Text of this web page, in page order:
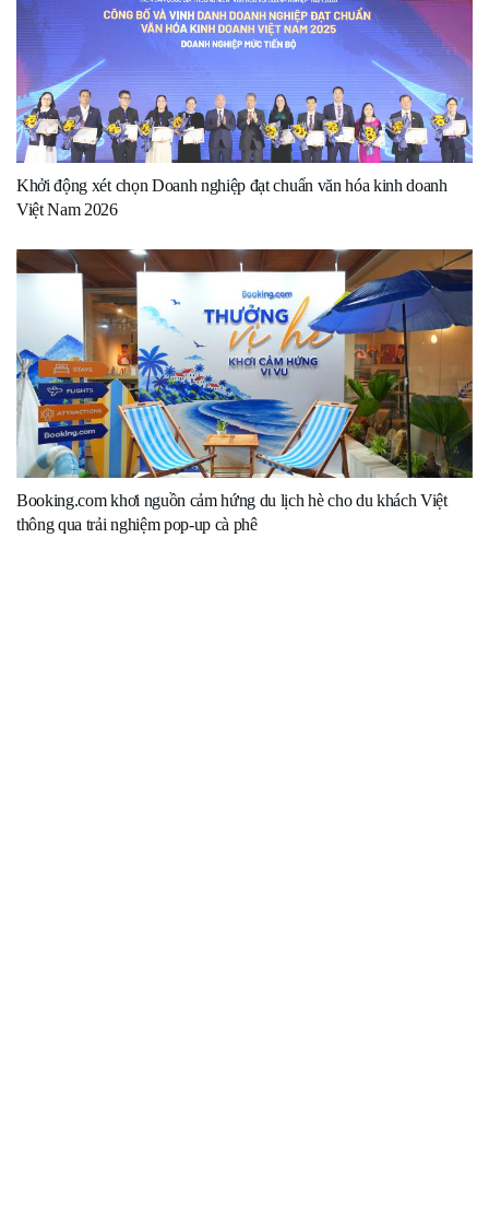
Khởi động xét chọn Doanh nghiệp đạt chuẩn văn hóa kinh doanh
Việt Nam 2026
Booking.com khơi nguồn cảm hứng du lịch hè cho du khách Việt
thông qua trải nghiệm pop-up cà phê